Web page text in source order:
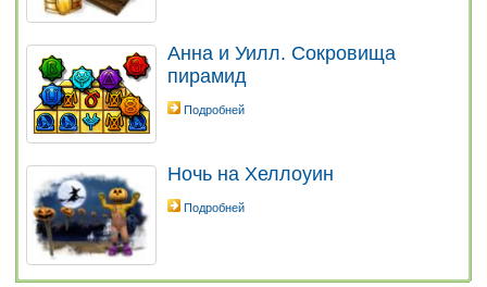
Анна и Уилл. Сокровища
пирамид
Подробней
Ночь на Хеллоуин
Подробней